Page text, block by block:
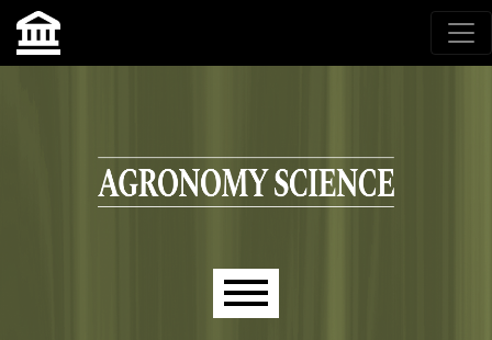
Agronomy Science, przyrodniczy lublin, czasopisma up,
czasopisma uniwersytet przyrodniczy lublin
Skip to main navigation menu
Skip to main content
Skip to site footer
Main menu